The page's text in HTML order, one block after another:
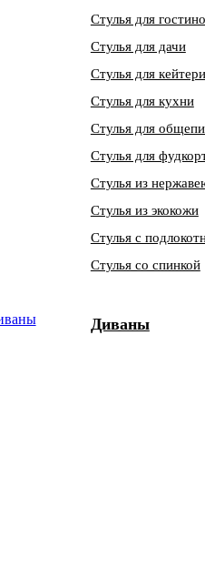
Стулья для
Стулья для дачи
Стулья для
Стулья для кухни
Стулья для
Стулья для
Стулья из
Стулья из экокожи
Стулья с
Стулья со спинкой
Диваны